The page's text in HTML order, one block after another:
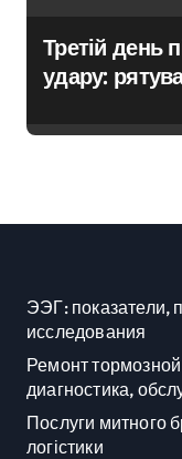
Третій день
удару:
масованої
ЭЭГ: показатели,
исследования
Ремонт
диагностика,
Послуги митного
логістики